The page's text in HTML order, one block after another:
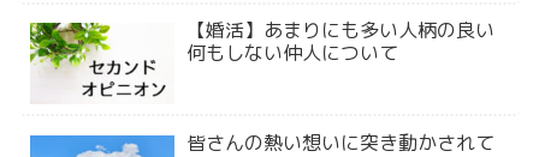
【婚活】あまりにも多い人柄の良い
何もしない仲人について
皆さんの熱い想いに突き動かされて